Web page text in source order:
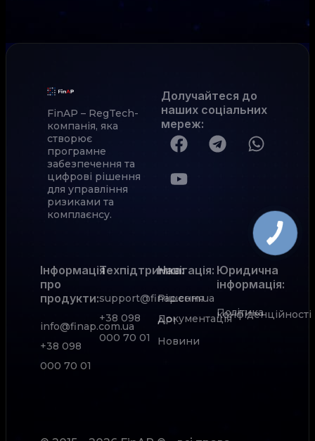
FinAP – RegTech-
компанія, яка
створює
програмне
забезпечення та
цифрові рішення
для управління
ризиками та
комплаєнсу.
Долучайтеся до
наших соціальних
мереж:
Інформація
про
продукти:
info@finap.com.ua
+38 098
000 70 01
Техпідтримка:
support@finap.com.ua
+38 098
000 70 01
Рішення
Документація
АРІ
Новини
Навігація: Юридична
інформація:
Політика
конфіденційності